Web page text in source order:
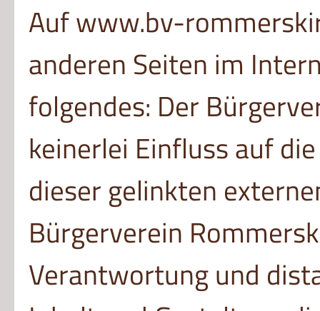
Auf www.bv-
anderen Seiten im
folgendes: Der
keinerlei Einfluss auf
dieser gelinkten
Bürgerverein
Verantwortung und